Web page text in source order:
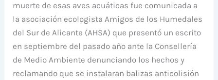
muerte de esas aves acuáticas fue comunicada a
la asociación ecologista Amigos de los Humedales
del Sur de Alicante (AHSA) que presentó un escrito
en septiembre del pasado año ante la Consellería
de Medio Ambiente denunciando los hechos y
reclamando que se instalaran balizas anticolisión